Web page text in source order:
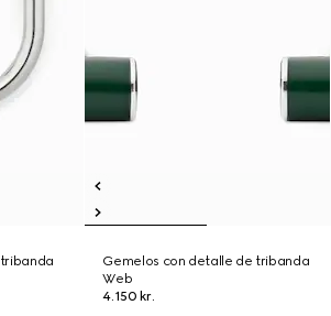
Gemelos con detalle de tribanda
Web
4.150 kr.